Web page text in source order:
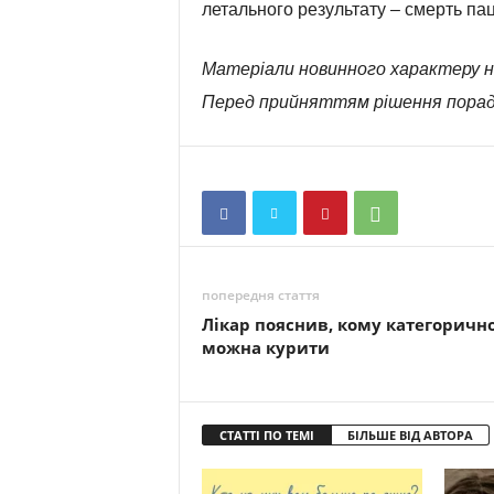
летального результату – смерть
Матеріали новинного характеру
Перед прийняттям рішення
попередня стаття
Лікар пояснив, кому
можна курити
СТАТТІ ПО ТЕМІ БІЛЬШЕ ВІД АВТОРА